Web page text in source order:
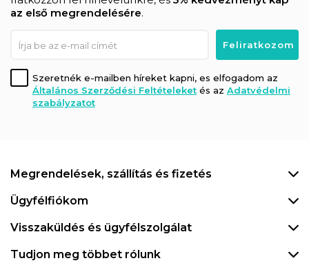
az első megrendelésére.
Szeretnék e-mailben híreket kapni, es elfogadom az
Általános Szerződési Feltételeket és az Adatvédelmi
szabályzatot
Megrendelések, szállítás és fizetés
Ügyfélfiókom
Visszaküldés és ügyfélszolgálat
Tudjon meg többet rólunk